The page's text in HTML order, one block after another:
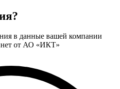
в данные вашей компании
от АО «ИКТ»